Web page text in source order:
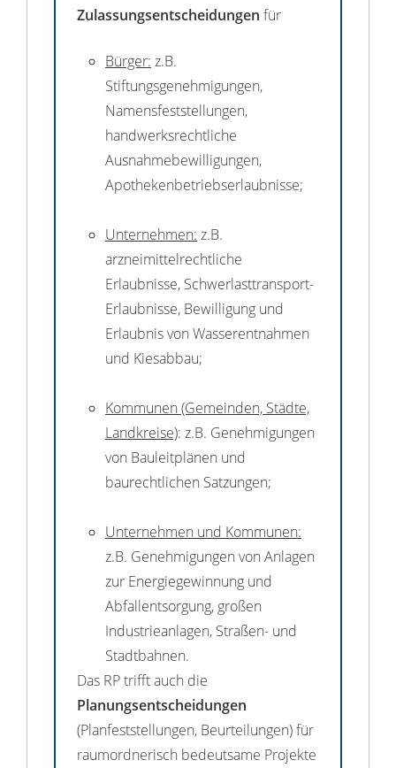
Zulassungsentscheidungen für
Bürger: z.B.
Stiftungsgenehmigungen,
Namensfeststellungen,
handwerksrechtliche
Ausnahmebewilligungen,
Apothekenbetriebserlaubnisse;
Unternehmen: z.B.
arzneimittelrechtliche
Erlaubnisse, Schwerlasttransport-
Erlaubnisse, Bewilligung und
Erlaubnis von Wasserentnahmen
und Kiesabbau;
Kommunen (Gemeinden, Städte,
Landkreise): z.B. Genehmigungen
von Bauleitplänen und
baurechtlichen Satzungen;
Unternehmen und Kommunen:
z.B. Genehmigungen von Anlagen
zur Energiegewinnung und
Abfallentsorgung, großen
Industrieanlagen, Straßen- und
Stadtbahnen.
Das RP trifft auch die
Planungsentscheidungen
(Planfeststellungen, Beurteilungen) für
raumordnerisch bedeutsame Projekte